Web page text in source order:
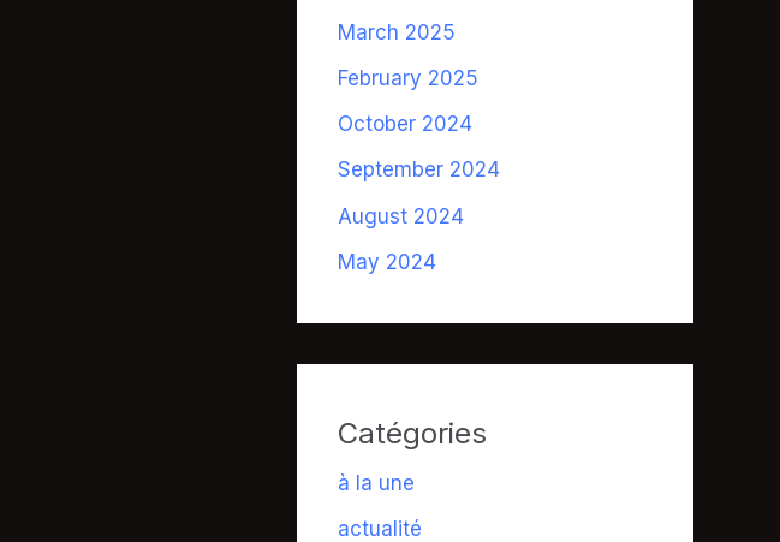
March 2025
February 2025
October 2024
September 2024
August 2024
May 2024
Catégories
à la une
actualité